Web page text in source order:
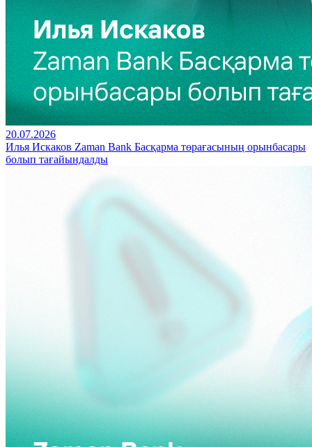
20.07.2026
Илья Искаков Zaman Bank Басқарма төрағасының орынбасары
болып тағайындалды